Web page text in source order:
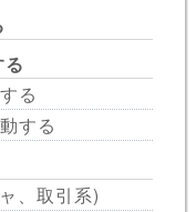
る
する
、取引系)